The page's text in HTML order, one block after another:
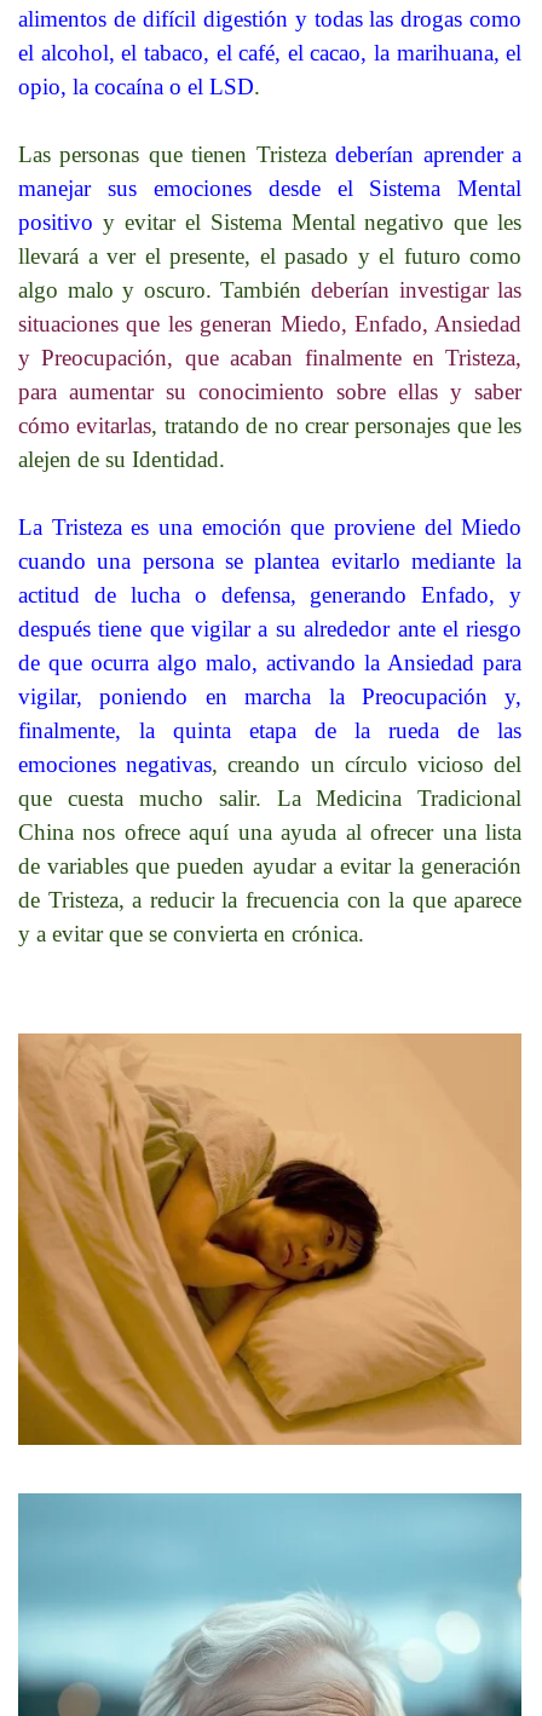
alimentos de difícil digestión y todas las drogas como
el alcohol, el tabaco, el café, el cacao, la marihuana, el
opio, la cocaína o el LSD.
Las personas que tienen Tristezadeberían aprender a
manejar sus emociones desde el Sistema Mental
positivo y evitar el Sistema Mental negativo que les
llevará a ver el presente, el pasado y el futuro como
algo malo y oscuro. Tambiéndeberían investigar las
situaciones que les generan Miedo, Enfado, Ansiedad
y Preocupación, que acaban finalmente en Tristeza,
para aumentar su conocimiento sobre ellas y saber
cómo evitarlas, tratando de no crear personajes que les
alejen de su Identidad.
La Tristeza es una emoción que proviene del Miedo
cuando una persona se plantea evitarlo mediante la
actitud de lucha o defensa, generando Enfado, y
después tiene que vigilar a su alrededor ante el riesgo
de que ocurra algo malo, activando la Ansiedad para
vigilar, poniendo en marcha la Preocupación y,
finalmente, la quinta etapa de la rueda de las
emociones negativas, creando un círculo vicioso del
que cuesta mucho salir. La Medicina Tradicional
China nos ofrece aquí una ayuda al ofrecer una lista
de variables que pueden ayudar a evitar la generación
de Tristeza, a reducir la frecuencia con la que aparece
y a evitar que se convierta en crónica.